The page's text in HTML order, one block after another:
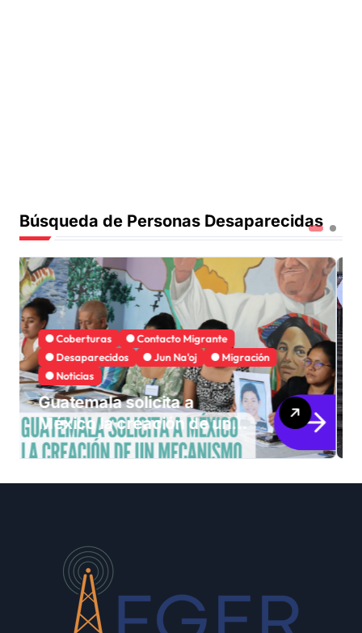
Búsqueda de Personas Desaparecidas
Búsqueda Personas Desaparecidas
Coberturas
Convenio 189 OIT
Desaparecidos
Jun Na'oj Justa Memoria
Esperanza de Justicia,
Caso Mujeres Achi y su
denuncia contra el terror
de Estado “Violencia
sexual”